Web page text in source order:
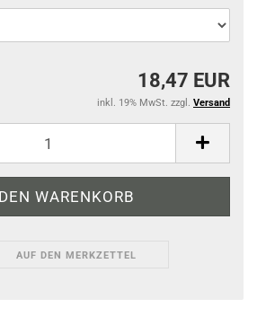
18,47 EUR
inkl. 19% MwSt. zzgl. Versand
AUF DEN MERKZETTEL